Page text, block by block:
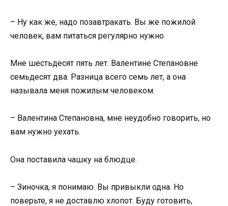
– Ну как же, надо позавтракать. Вы же пожилой
человек, вам питаться регулярно нужно.
Мне шестьдесят пять лет. Валентине Степановне
семьдесят два. Разница всего семь лет, а она
называла меня пожилым человеком.
– Валентина Степановна, мне неудобно говорить, но
вам нужно уехать.
Она поставила чашку на блюдце.
– Зиночка, я понимаю. Вы привыкли одна. Но
поверьте, я не доставлю хлопот. Буду готовить,